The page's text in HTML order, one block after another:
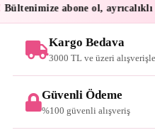
abone ol,
Kargo Bedava
3000 TL ve üzeri
Güvenli Ödeme
%100 güvenli alışveriş